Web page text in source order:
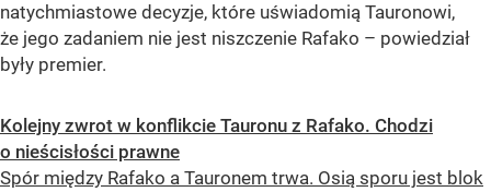
natychmiastowe decyzje, które uświadomią Tauronowi,
że jego zadaniem nie jest niszczenie Rafako – powiedział
były premier.
Kolejny zwrot w konflikcie Tauronu z Rafako. Chodzi
o nieścisłości prawne
Spór między Rafako a Tauronem trwa. Osią sporu jest blok